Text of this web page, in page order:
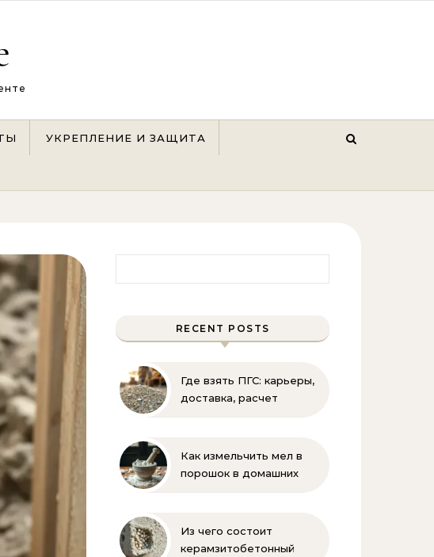
УКРЕПЛЕНИЕ И ЗАЩИТА
RECENT POSTS
Где взять ПГС: карьеры,
доставка, расчет
Как измельчить мел в
порошок в домашних
проверенные способы
Из чего состоит
керамзитобетонный